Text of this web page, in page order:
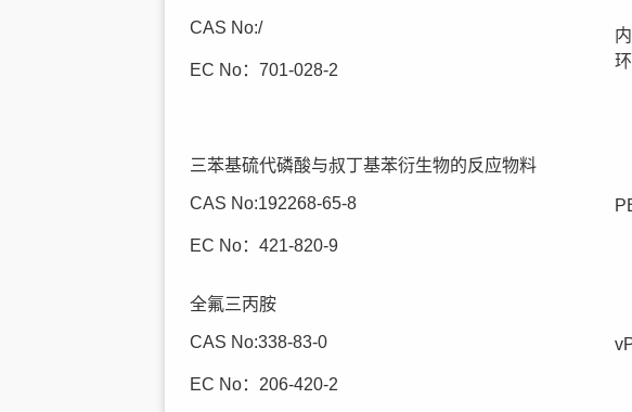
CAS No:/
EC No：701-028-2
三苯基硫代磷酸与叔丁基苯衍生物的反应物料
CAS No:192268-65-8
EC No：421-820-9
全氟三丙胺
CAS No:338-83-0
EC No：206-420-2